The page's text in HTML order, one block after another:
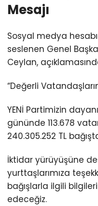
Mesajı
Sosyal medya
seslenen Genel
Ceylan,
“Değerli
YENİ Partimizin
gününde 113.678
240.305.252 TL
İktidar yürüyüşüne
yurttaşlarımıza
bağışlarla ilgili
edeceğiz.